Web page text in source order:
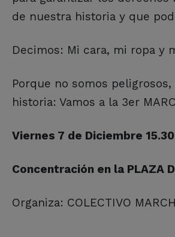
de nuestra historia y que
Decimos: Mi cara, mi ropa y
Porque no somos
historia: Vamos a la 3er
Viernes 7 de Diciembre
Concentración en la PLAZA
Organiza: COLECTIVO